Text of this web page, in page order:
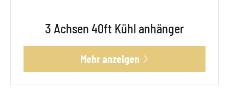
3 Achsen 40ft Kühl anhänger
Mehr anzeigen 